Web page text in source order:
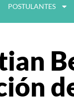
POSTULANTES